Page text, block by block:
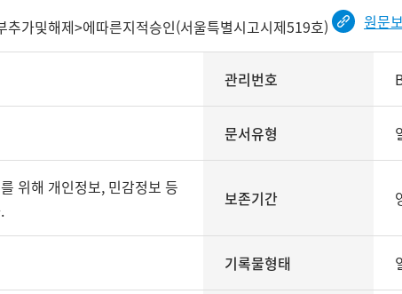
추가및해제>에따른지적승인(서울특별시고시제519호) 원문
관리번호
문서유형
보존기간
기록물형태